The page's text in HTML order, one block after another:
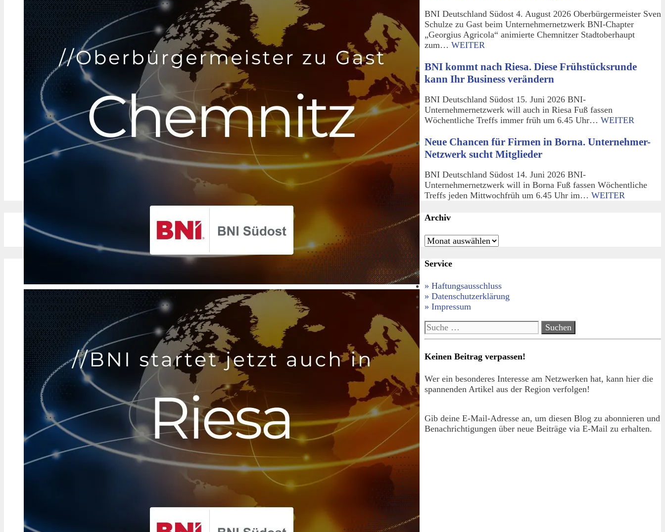
BNI Deutschland Südost 4. August 2026 Oberbürgermeister Sven
Schulze zu Gast beim Unternehmernetzwerk BNI-Chapter
„Georgius Agricola“ animierte Chemnitzer Stadtoberhaupt
zum… WEITER
BNI kommt nach Riesa. Diese Frühstücksrunde
kann Ihr Business verändern
BNI Deutschland Südost 15. Juni 2026 BNI-
Unternehmernetzwerk will auch in Riesa Fuß fassen
Wöchentliche Treffs immer früh um 6.45 Uhr… WEITER
Neue Chancen für Firmen in Borna. Unternehmer-
Netzwerk sucht Mitglieder
BNI Deutschland Südost 14. Juni 2026 BNI-
Unternehmernetzwerk will in Borna Fuß fassen Wöchentliche
Treffs jeden Mittwochfrüh um 6.45 Uhr im… WEITER
Archiv
Archiv
Service
» Haftungsausschluss
» Datenschutzerklärung
» Impressum
Suche
nach:
Keinen Beitrag verpassen!
Wer ein besonderes Interesse am Netzwerken hat, kann hier die
spannenden Artikel aus der Region verfolgen!
Gib deine E-Mail-Adresse an, um diesen Blog zu abonnieren und
Benachrichtigungen über neue Beiträge via E-Mail zu erhalten.